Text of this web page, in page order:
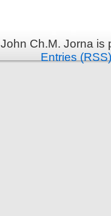
John Ch.M. Jorna
Entries (RSS)